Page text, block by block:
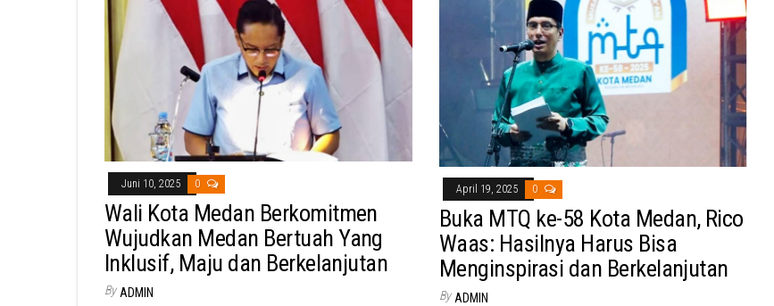
Juni 10, 2025 0
Wali Kota Medan Berkomitmen
Wujudkan Medan Bertuah Yang
Inklusif, Maju dan Berkelanjutan
By ADMIN
April 19, 2025 0
Buka MTQ ke-58 Kota Medan, Rico
Waas: Hasilnya Harus Bisa
Menginspirasi dan Berkelanjutan
By ADMIN